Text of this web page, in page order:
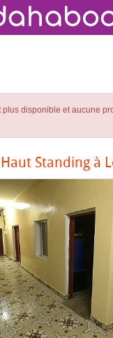
plus disponible et aucune
Standing à